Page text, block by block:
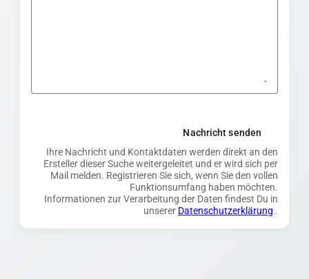
Nachricht senden
Ihre Nachricht und Kontaktdaten werden direkt an den
Ersteller dieser Suche weitergeleitet und er wird sich per
Mail melden. Registrieren Sie sich, wenn Sie den vollen
Funktionsumfang haben möchten.
Informationen zur Verarbeitung der Daten findest Du in
unserer Datenschutzerklärung .